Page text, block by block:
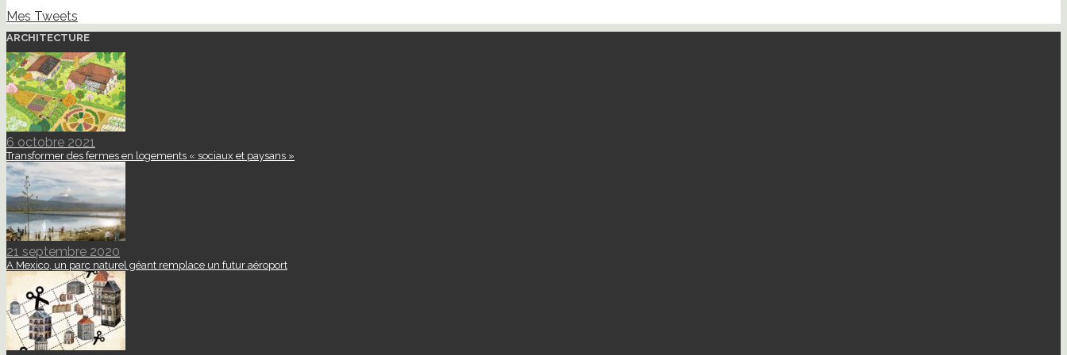
Mes Tweets
ARCHITECTURE
6 octobre 2021
Transformer des fermes en logements « sociaux et paysans »
21 septembre 2020
A Mexico, un parc naturel géant remplace un futur aéroport